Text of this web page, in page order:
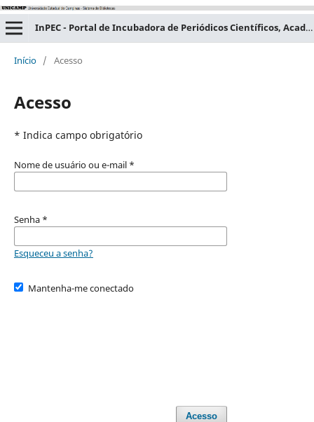
InPEC - Portal de Incubadora de Periódicos Científicos, Acadêmicos e Educacionais
Início / Acesso
Acesso
* Indica campo obrigatório
Nome de usuário ou e-mail *
Senha *
Esqueceu a senha?
Mantenha-me conectado
Acesso